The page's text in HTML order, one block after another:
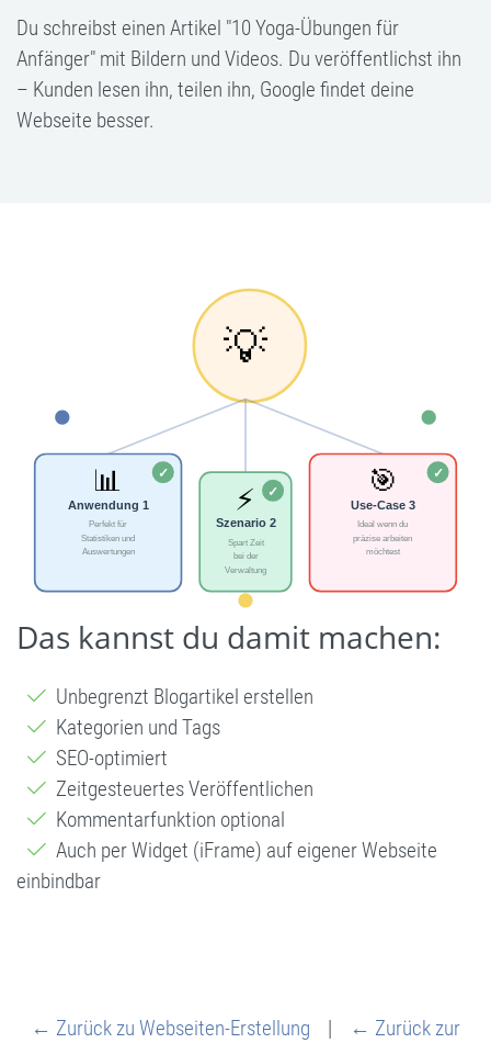
Du schreibst einen Artikel "10 Yoga-Übungen für
Anfänger" mit Bildern und Videos. Du veröffentlichst ihn
– Kunden lesen ihn, teilen ihn, Google findet deine
Webseite besser.
Das kannst du damit machen:
Unbegrenzt Blogartikel erstellen
Kategorien und Tags
SEO-optimiert
Zeitgesteuertes Veröffentlichen
Kommentarfunktion optional
Auch per Widget (iFrame) auf eigener Webseite
einbindbar
← Zurück zu Webseiten-Erstellung |
← Zurück zur